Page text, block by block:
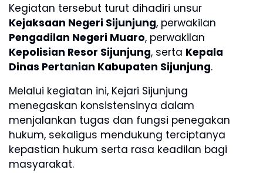
Kegiatan tersebut turut dihadiri unsur
Kejaksaan Negeri Sijunjung, perwakilan
Pengadilan Negeri Muaro, perwakilan
Kepolisian Resor Sijunjung, serta Kepala
Dinas Pertanian Kabupaten Sijunjung.
Melalui kegiatan ini, Kejari Sijunjung
menegaskan konsistensinya dalam
menjalankan tugas dan fungsi penegakan
hukum, sekaligus mendukung terciptanya
kepastian hukum serta rasa keadilan bagi
masyarakat.